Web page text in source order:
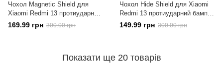
Чохол Magnetic Shield для
Xiaomi Redmi 13 протиударний
бампер з підставкою кільцем
169.99 грн 300.00 грн
Чохол Hide Shield для Xiaomi
Redmi 13 протиударний бампер
з підставкою кільцем Black
149.99 грн 300.00 грн
Показати ще 20 товарів